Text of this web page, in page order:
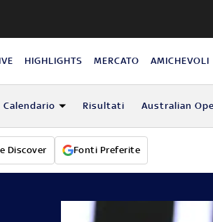
HIGHLIGHTS MERCATO AMICHEVOLI
Calendario Risultati Australian
Discover Fonti Preferite